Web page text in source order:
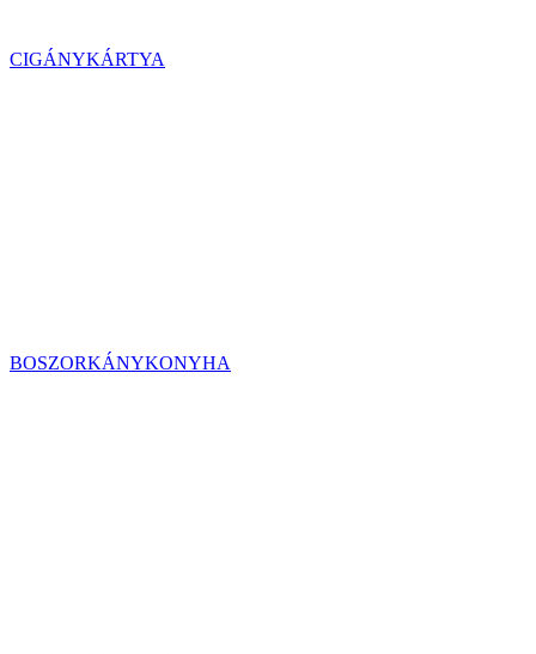
CIGÁNYKÁRTYA
BOSZORKÁNYKONYHA